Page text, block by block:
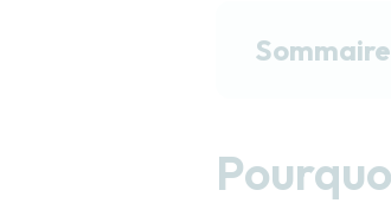
Sommaire
Quel
Le